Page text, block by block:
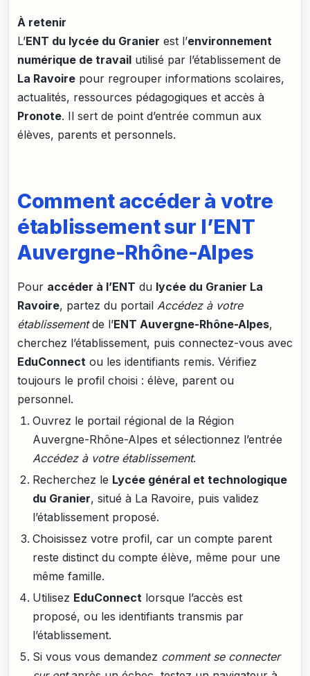
À retenir
L’ENT du lycée du Granier est l’environnement
numérique de travail utilisé par l’établissement de
La Ravoire pour regrouper informations scolaires,
actualités, ressources pédagogiques et accès à
Pronote. Il sert de point d’entrée commun aux
élèves, parents et personnels.
Comment accéder à votre
établissement sur l’ENT
Auvergne-Rhône-Alpes
Pour accéder à l’ENT du lycée du Granier La
Ravoire, partez du portail Accédez à votre
établissementde l’ENT Auvergne-Rhône-Alpes,
cherchez l’établissement, puis connectez-vous avec
EduConnect ou les identifiants remis. Vérifiez
toujours le profil choisi : élève, parent ou
personnel.
Ouvrez le portail régional de la Région
Auvergne-Rhône-Alpes et sélectionnez l’entrée
Accédez à votre établissement.
Recherchez le Lycée général et technologique
du Granier, situé à La Ravoire, puis validez
l’établissement proposé.
Choisissez votre profil, car un compte parent
reste distinct du compte élève, même pour une
même famille.
Utilisez EduConnect lorsque l’accès est
proposé, ou les identifiants transmis par
l’établissement.
Si vous vous demandez comment se connecter